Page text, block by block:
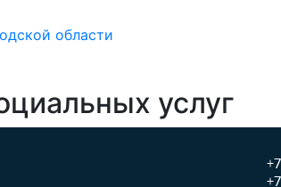
области
услуг